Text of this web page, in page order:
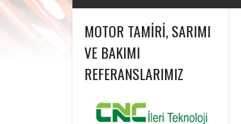
MOTOR TAMIRI, SARIMI
VE BAKIMI
REFERANSLARIMIZ